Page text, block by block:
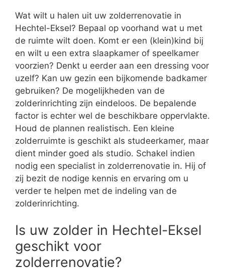
Wat wilt u halen uit uw zolderrenovatie in
Hechtel-Eksel? Bepaal op voorhand wat u met
de ruimte wilt doen. Komt er een (klein)kind bij
en wilt u een extra slaapkamer of speelkamer
voorzien? Denkt u eerder aan een dressing voor
uzelf? Kan uw gezin een bijkomende badkamer
gebruiken? De mogelijkheden van de
zolderinrichting zijn eindeloos. De bepalende
factor is echter wel de beschikbare oppervlakte.
Houd de plannen realistisch. Een kleine
zolderruimte is geschikt als studeerkamer, maar
dient minder goed als studio. Schakel indien
nodig een specialist in zolderrenovatie in. Hij of
zij bezit de nodige kennis en ervaring om u
verder te helpen met de indeling van de
zolderinrichting.
Is uw zolder in Hechtel-Eksel
geschikt voor
zolderrenovatie?